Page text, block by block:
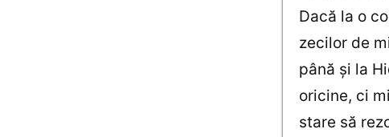
Dacă la o
zecilor de
până şi la
oricine, ci
stare să